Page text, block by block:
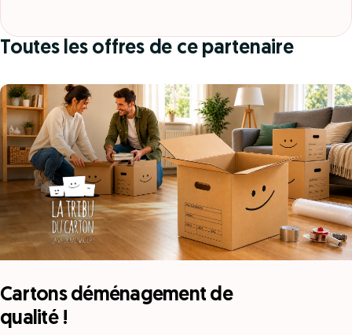
Toutes les offres de ce partenaire
Cartons déménagement de
qualité !